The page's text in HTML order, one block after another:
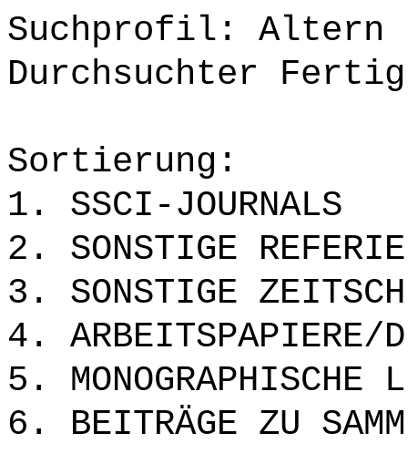
Suchprofil: Altern
Durchsuchter
Sortierung:
1. SSCI-JOURNALS
2. SONSTIGE
3. SONSTIGE
4. ARBEITSPAPIERE/
5. MONOGRAPHISCHE
6. BEITRÄGE ZU